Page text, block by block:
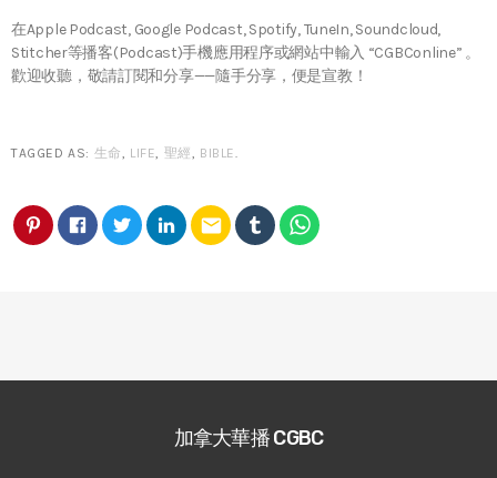
在Apple Podcast, Google Podcast, Spotify, TuneIn, Soundcloud,
Stitcher等播客(Podcast)手機應用程序或網站中輸入 “CGBConline” 。
歡迎收聽，敬請訂閱和分享——隨手分享，便是宣教！
TAGGED AS: 生命, LIFE, 聖經, BIBLE.
email
加拿大華播 CGBC